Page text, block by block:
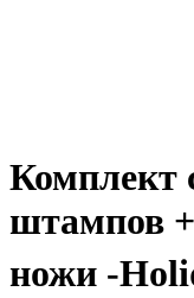
Комплект
штампов
ножи -